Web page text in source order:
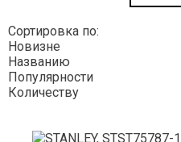
Сортировка по:
Новизне
Названию
Популярности
Количеству